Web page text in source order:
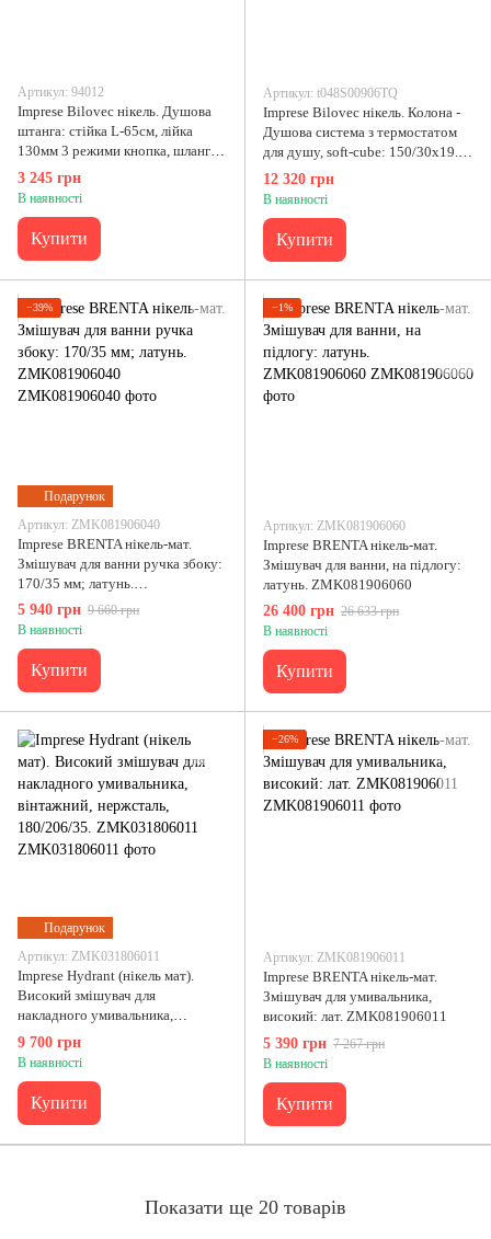
Артикул: 94012
Imprese Bilovec нікель. Душова
штанга: стійка L-65см, лійка
130мм 3 режими кнопка, шланг
150см. f03800906AB
3 245 грн
В наявності
Купити
Артикул: t048S00906TQ
Imprese Bilovec нікель. Колона -
Душова система з термостатом
для душу, soft-cube: 150/30x19.
t048S00906TQ
12 320 грн
В наявності
Купити
Подарунок
−39%
Артикул: ZMK081906040
Imprese BRENTA нікель-мат.
Змішувач для ванни ручка збоку:
170/35 мм; латунь.
ZMK081906040
5 940 грн 9 660 грн
В наявності
Купити
−1%
Артикул: ZMK081906060
Imprese BRENTA нікель-мат.
Змішувач для ванни, на підлогу:
латунь. ZMK081906060
26 400 грн 26 633 грн
В наявності
Купити
Подарунок
Артикул: ZMK031806011
Imprese Hydrant (нікель мат).
Високий змішувач для
накладного умивальника,
вінтажний, нержсталь,
180/206/35. ZMK031806011
9 700 грн
В наявності
Купити
−26%
Артикул: ZMK081906011
Imprese BRENTA нікель-мат.
Змішувач для умивальника,
високий: лат. ZMK081906011
5 390 грн 7 267 грн
В наявності
Купити
Показати ще 20 товарів